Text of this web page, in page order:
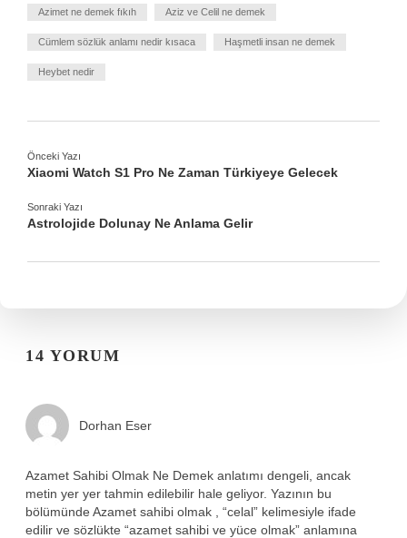
Azimet ne demek fıkıh Aziz ve Celil ne demek
Cümlem sözlük anlamı nedir kısaca Haşmetli insan ne demek
Heybet nedir
Önceki Yazı
Xiaomi Watch S1 Pro Ne Zaman Türkiyeye Gelecek
Sonraki Yazı
Astrolojide Dolunay Ne Anlama Gelir
14 YORUM
Dorhan Eser
Azamet Sahibi Olmak Ne Demek anlatımı dengeli, ancak
metin yer yer tahmin edilebilir hale geliyor. Yazının bu
bölümünde Azamet sahibi olmak , “celal” kelimesiyle ifade
edilir ve sözlükte “azamet sahibi ve yüce olmak” anlamına